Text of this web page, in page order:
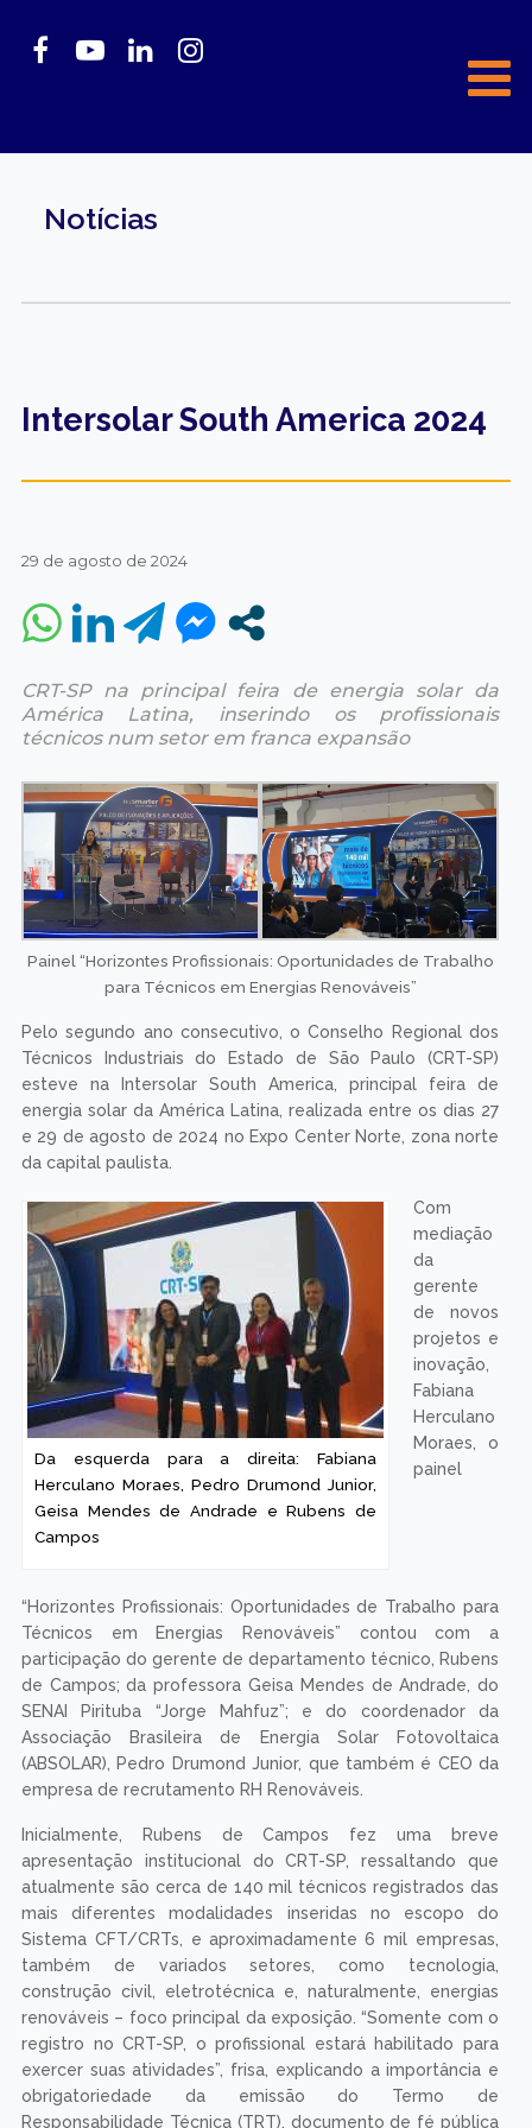
Notícias
Intersolar South America 2024
29 de agosto de 2024
CRT-SP na principal feira de energia solar da
América Latina, inserindo os profissionais
técnicos num setor em franca expansão
Painel “Horizontes Profissionais: Oportunidades de Trabalho
para Técnicos em Energias Renováveis”
Pelo segundo ano consecutivo, o Conselho Regional dos
Técnicos Industriais do Estado de São Paulo (CRT-SP)
esteve na Intersolar South America, principal feira de
energia solar da América Latina, realizada entre os dias 27
e 29 de agosto de 2024 no Expo Center Norte, zona norte
da capital paulista.
Da esquerda para a direita: Fabiana
Herculano Moraes, Pedro Drumond Junior,
Geisa Mendes de Andrade e Rubens de
Campos
Com
mediação
da
gerente
de novos
projetos e
inovação,
Fabiana
Herculano
Moraes, o
painel
“Horizontes Profissionais: Oportunidades de Trabalho para
Técnicos em Energias Renováveis” contou com a
participação do gerente de departamento técnico, Rubens
de Campos; da professora Geisa Mendes de Andrade, do
SENAI Pirituba “Jorge Mahfuz”; e do coordenador da
Associação Brasileira de Energia Solar Fotovoltaica
(ABSOLAR), Pedro Drumond Junior, que também é CEO da
empresa de recrutamento RH Renováveis.
Inicialmente, Rubens de Campos fez uma breve
apresentação institucional do CRT-SP, ressaltando que
atualmente são cerca de 140 mil técnicos registrados das
mais diferentes modalidades inseridas no escopo do
Sistema CFT/CRTs, e aproximadamente 6 mil empresas,
também de variados setores, como tecnologia,
construção civil, eletrotécnica e, naturalmente, energias
renováveis – foco principal da exposição. “Somente com o
registro no CRT-SP, o profissional estará habilitado para
exercer suas atividades”, frisa, explicando a importância e
obrigatoriedade da emissão do Termo de
Responsabilidade Técnica (TRT), documento de fé pública